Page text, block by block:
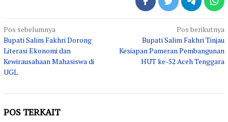
Navigasi
pos
Pos sebelumnya
Bupati Salim Fakhri Dorong
Literasi Ekonomi dan
Kewirausahaan Mahasiswa di
UGL
Pos berikutnya
Bupati Salim Fakhri Tinjau
Kesiapan Pameran Pembangunan
HUT ke-52 Aceh Tenggara
POS TERKAIT